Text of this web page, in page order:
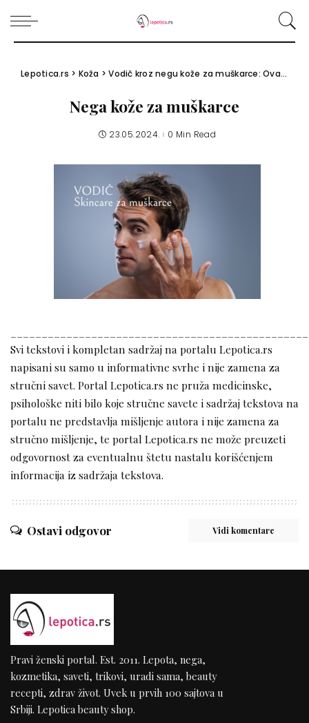
Lepotica.rs > Koža >Vodič kroz negu kože za muškarce: Ova 4 skincare proizvoda su im potrebna
Nega kože za muškarce
23.05.2024. 0 Min Read
Svi tekstovi i kompletan sadržaj na portalu Lepotica.rs
napisani su samo u informativne svrhe i nije zamena za
stručni savet. Portal Lepotica.rs ne pruža medicinske,
psihološke niti bilo koje stručne savete i sadržaj tekstova na
portalu ne predstavlja mišljenje autora i nije zamena za
stručno mišljenje, te portal Lepotica.rs ne može preuzeti
odgovornost za eventualnu štetu nastalu korišćenjem
informacija iz sadržaja tekstova.
Ostavi odgovor Vidi komentare
Pravi ženski portal. Est. 2011. Lepota, nega,
kozmetika, saveti, trikovi, uradi sama, beauty
recepti, zdrav život. Uvek u prvih 100 sajtova u
Srbiji. Lepotica beauty shop.